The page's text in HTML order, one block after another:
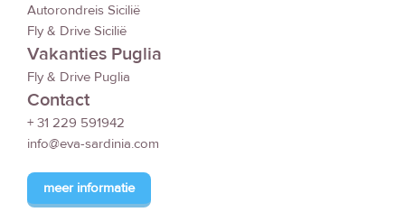
Autorondreis Sicilië
Fly & Drive Sicilië
Vakanties Puglia
Fly & Drive Puglia
Contact
+ 31 229 591942
info@eva-sardinia.com
meer informatie